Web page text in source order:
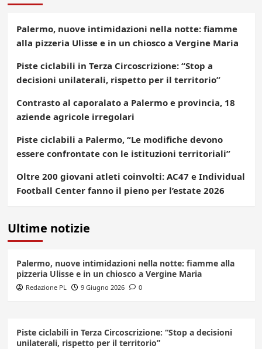
Palermo, nuove intimidazioni nella notte: fiamme
alla pizzeria Ulisse e in un chiosco a Vergine Maria
Piste ciclabili in Terza Circoscrizione: “Stop a
decisioni unilaterali, rispetto per il territorio”
Contrasto al caporalato a Palermo e provincia, 18
aziende agricole irregolari
Piste ciclabili a Palermo, “Le modifiche devono
essere confrontate con le istituzioni territoriali”
Oltre 200 giovani atleti coinvolti: AC47 e Individual
Football Center fanno il pieno per l’estate 2026
Ultime notizie
Palermo, nuove intimidazioni nella notte: fiamme alla
pizzeria Ulisse e in un chiosco a Vergine Maria
Redazione PL 9 Giugno 2026 0
Piste ciclabili in Terza Circoscrizione: “Stop a decisioni
unilaterali, rispetto per il territorio”